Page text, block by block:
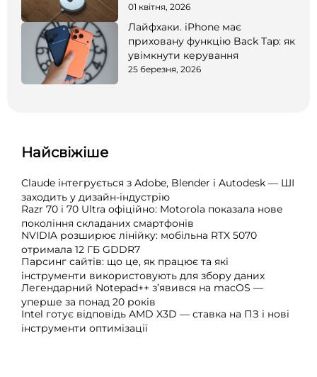
01 квітня, 2026
Лайфхаки. iPhone має
приховану функцію Back Tap: як
увімкнути керування
25 березня, 2026
Найсвіжіше
Claude інтегрується з Adobe, Blender і Autodesk — ШІ
заходить у дизайн-індустрію
Razr 70 і 70 Ultra офіційно: Motorola показала нове
покоління складаних смартфонів
NVIDIA розширює лінійку: мобільна RTX 5070
отримала 12 ГБ GDDR7
Парсинг сайтів: що це, як працює та які
інструменти використовують для збору даних
Легендарний Notepad++ з’явився на macOS —
уперше за понад 20 років
Intel готує відповідь AMD X3D — ставка на ПЗ і нові
інструменти оптимізації